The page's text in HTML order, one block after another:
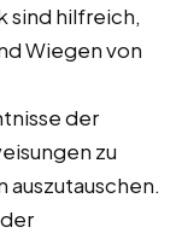
sind hilfreich,
Wiegen von
der
zu
auszutauschen.